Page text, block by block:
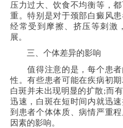
压力过大、饮食不均衡等，
重。特别是对于颈部白癜风
经常受到摩擦、挤压等刺激
展。
三、个体差异的影响
值得注意的是，每个患者
性。有些患者可能在疾病初
白斑并未出现明显的扩散;而
迅速，白斑在短时间内就迅
到患者个体体质、病情严重
因素的影响。